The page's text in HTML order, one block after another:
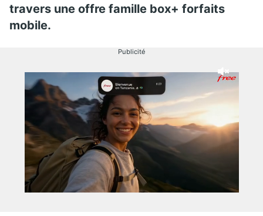
travers une offre famille box+ forfaits
mobile.
Publicité